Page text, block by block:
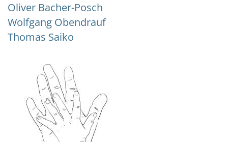
Oliver Bacher-Posch
Wolfgang Obendrauf
Thomas Saiko